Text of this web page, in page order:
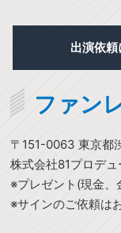
出演依
ファン
〒151-0063 東京都
株式会社81プロ
※プレゼント(現金、
※サインのご依頼は